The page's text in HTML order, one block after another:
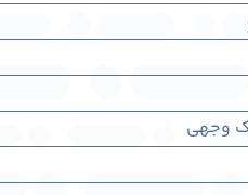
وجهی